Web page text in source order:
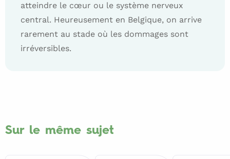
atteindre le cœur ou le système nerveux
central. Heureusement en Belgique, on arrive
rarement au stade où les dommages sont
irréversibles.
Sur le même sujet